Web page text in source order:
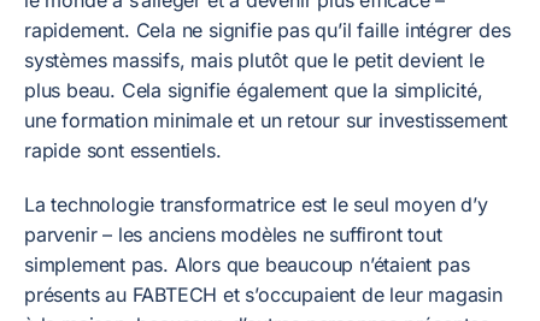
rapidement. Cela ne signifie pas qu’il faille intégrer des
systèmes massifs, mais plutôt que le petit devient le
plus beau. Cela signifie également que la simplicité,
une formation minimale et un retour sur investissement
rapide sont essentiels.
La technologie transformatrice est le seul moyen d’y
parvenir – les anciens modèles ne suffiront tout
simplement pas. Alors que beaucoup n’étaient pas
présents au FABTECH et s’occupaient de leur magasin